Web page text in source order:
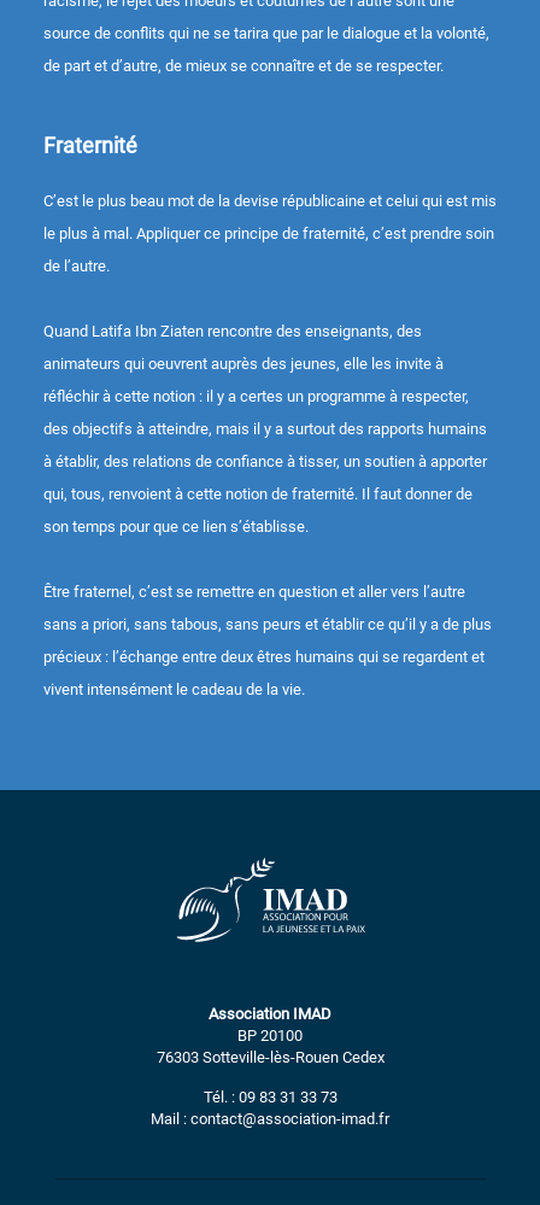
source de conflits qui ne se tarira que par le dialogue et la volonté,
de part et d’autre, de mieux se connaître et de se respecter.
Fraternité
C’est le plus beau mot de la devise républicaine et celui qui est mis
le plus à mal. Appliquer ce principe de fraternité, c’est prendre soin
de l’autre.
Quand Latifa Ibn Ziaten rencontre des enseignants, des
animateurs qui oeuvrent auprès des jeunes, elle les invite à
réfléchir à cette notion : il y a certes un programme à respecter,
des objectifs à atteindre, mais il y a surtout des rapports humains
à établir, des relations de confiance à tisser, un soutien à apporter
qui, tous, renvoient à cette notion de fraternité. Il faut donner de
son temps pour que ce lien s’établisse.
Être fraternel, c’est se remettre en question et aller vers l’autre
sans a priori, sans tabous, sans peurs et établir ce qu’il y a de plus
précieux : l’échange entre deux êtres humains qui se regardent et
vivent intensément le cadeau de la vie.
Association IMAD
BP 20100
76303 Sotteville-lès-Rouen Cedex
Tél. : 09 83 31 33 73
Mail : contact@association-imad.fr